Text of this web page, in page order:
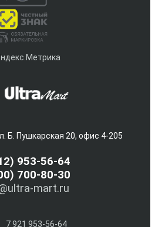
Б. Пушкарская 20, офис 4-205
953-56-64
700-80-30
mart.ru
7 921 953-56-64